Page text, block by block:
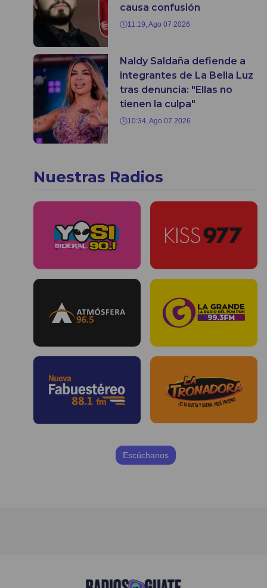
causa confusión
11:19, Ago 07 2026
Naldy Saldaña defiende a
integrantes de La Bella Luz
tras denuncia: "Ellas no
tienen la culpa"
10:34, Ago 07 2026
Nuestras Radios
Escúchanos